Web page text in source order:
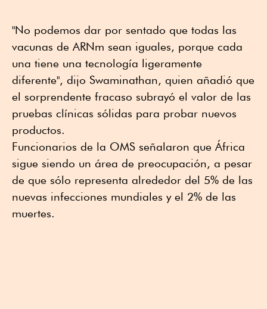
"No podemos dar por sentado que todas las
vacunas de ARNm sean iguales, porque cada
una tiene una tecnología ligeramente
diferente", dijo Swaminathan, quien añadió que
el sorprendente fracaso subrayó el valor de las
pruebas clínicas sólidas para probar nuevos
productos.
Funcionarios de la OMS señalaron que África
sigue siendo un área de preocupación, a pesar
de que sólo representa alrededor del 5% de las
nuevas infecciones mundiales y el 2% de las
muertes.